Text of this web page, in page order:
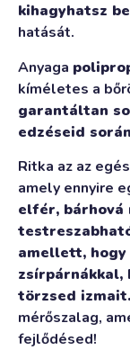
kihagyhatsz
hatását.
Anyaga
kíméletes a
garantáltan
edzéseid során
Ritka az az
amely ennyire
elfér, bárhová
amellett, hogy
zsírpárnákkal,
törzsed izmait.
mérőszalag,
fejlődésed!